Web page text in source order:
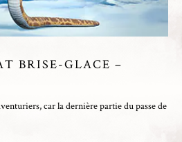
BRISE-GLACE –
car la dernière partie du passe de